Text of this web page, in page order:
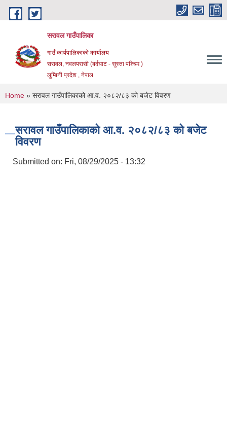
Skip to main content
सरावल गाउँपालिका
गाउँ कार्यपालिकाको कार्यालय
सरावल, नवलपरासी (बर्दघाट - सुस्ता पश्चिम )
लुम्बिनी प्रदेश , नेपाल
You are here
Home » सरावल गाउँपालिकाको आ.व. २०८२/८३ को बजेट विवरण
सरावल गाउँपालिकाको आ.व. २०८२/८३ को बजेट
विवरण
Submitted on: Fri, 08/29/2025 - 13:32